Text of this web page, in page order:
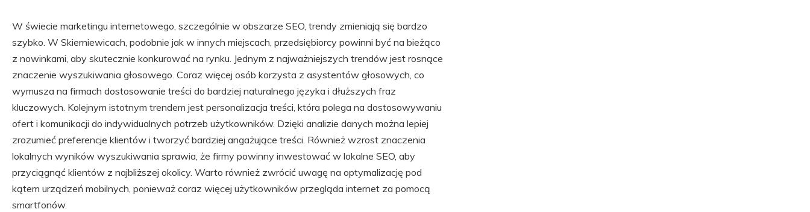
W świecie marketingu internetowego, szczególnie w obszarze SEO, trendy zmieniają się bardzo
szybko. W Skierniewicach, podobnie jak w innych miejscach, przedsiębiorcy powinni być na bieżąco
z nowinkami, aby skutecznie konkurować na rynku. Jednym z najważniejszych trendów jest rosnące
znaczenie wyszukiwania głosowego. Coraz więcej osób korzysta z asystentów głosowych, co
wymusza na firmach dostosowanie treści do bardziej naturalnego języka i dłuższych fraz
kluczowych. Kolejnym istotnym trendem jest personalizacja treści, która polega na dostosowywaniu
ofert i komunikacji do indywidualnych potrzeb użytkowników. Dzięki analizie danych można lepiej
zrozumieć preferencje klientów i tworzyć bardziej angażujące treści. Również wzrost znaczenia
lokalnych wyników wyszukiwania sprawia, że firmy powinny inwestować w lokalne SEO, aby
przyciągnąć klientów z najbliższej okolicy. Warto również zwrócić uwagę na optymalizację pod
kątem urządzeń mobilnych, ponieważ coraz więcej użytkowników przegląda internet za pomocą
smartfonów.